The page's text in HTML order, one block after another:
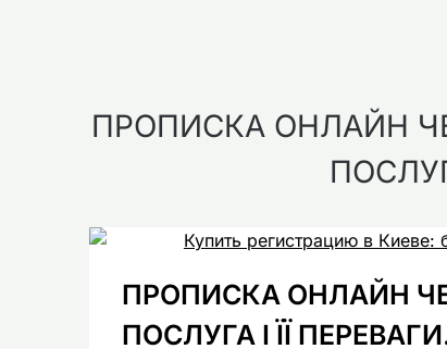
ПРОПИСКА ОНЛАЙН
ПРОПИСКА ОНЛАЙН
ПОСЛУГА І ЇЇ